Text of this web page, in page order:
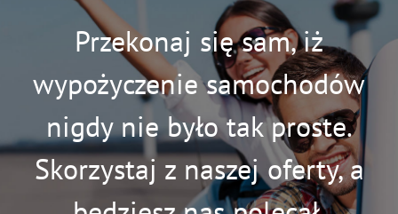
Przekonaj się sam, iż
wypożyczenie samochodów
nigdy nie było tak proste.
Skorzystaj z naszej oferty, a